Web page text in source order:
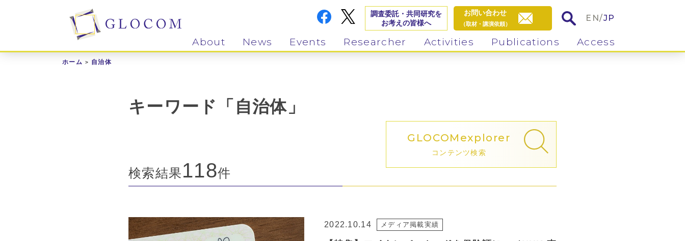
調査委託・共同研究を
お考えの皆様へ
お問い合わせ
（取材・講演依頼）
EN/JP
About News Events Researcher Activities Publications Access
ホーム 自治体
キーワード「自治体」
GLOCOM explorer
コンテンツ検索
検索結果118件
2022.10.14 メディア掲載実績